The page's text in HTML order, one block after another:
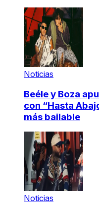
Noticias
Beéle y Boza
con “Hasta
más bailable
Noticias